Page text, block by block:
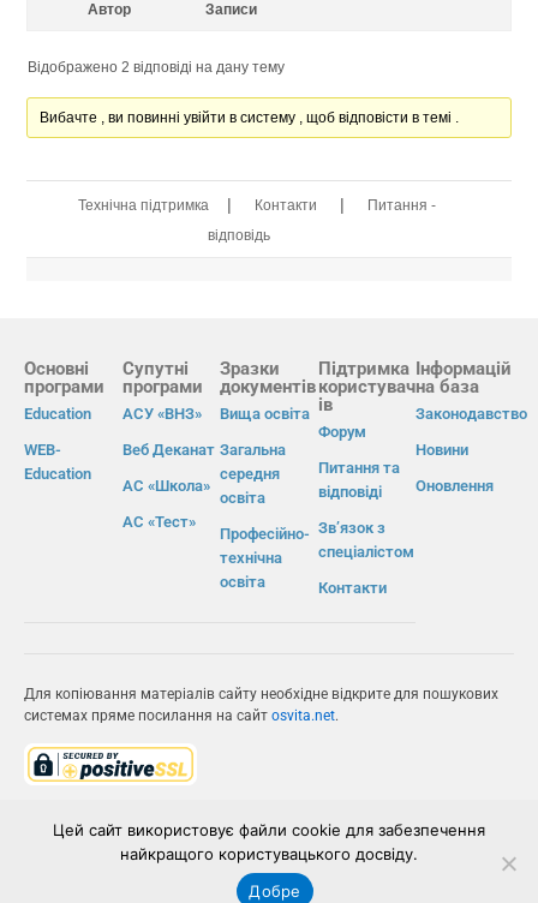
Автор Записи
Відображено 2 відповіді на дану тему
Вибачте , ви повинні увійти в систему , щоб відповісти в темі .
Технічна підтримка | Контакти |
Питання -
відповідь
Основні
програми
Education
WEB-
Education
Супутні
програми
АСУ «ВНЗ»
Веб Деканат
АС «Школа»
АС «Тест»
Зразки
документів
Вища освіта
Загальна
середня
освіта
Професійно-
технічна
освіта
Підтримка
користувач
ів
Форум
Питання та
відповіді
Зв’язок з
спеціалістом
Контакти
Інформацій
на база
Законодавство
Новини
Оновлення
Для копіювання матеріалів сайту необхідне відкрите для пошукових
системах пряме посилання на сайт osvita.net.
ІВС «ОСВІТА»
Цей сайт використовує файли cookie для забезпечення
найкращого користувацького досвіду.
Добре